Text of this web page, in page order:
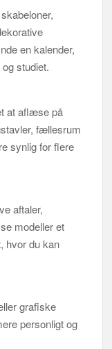
en kalender,
studiet.
at aflæse på
fællesrum
synlig for flere
aftaler,
modeller et
hvor du kan
grafiske
personligt og